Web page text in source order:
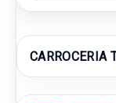
CARROCERIA